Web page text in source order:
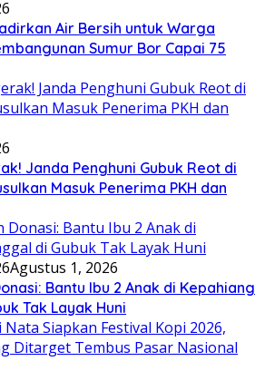
Air Bersih untuk Warga
Sumur Bor Capai 75
Janda Penghuni Gubuk Reot di
Masuk Penerima PKH dan
Agustus 1, 2026
Bantu Ibu 2 Anak di Kepahiang
Tak Layak Huni